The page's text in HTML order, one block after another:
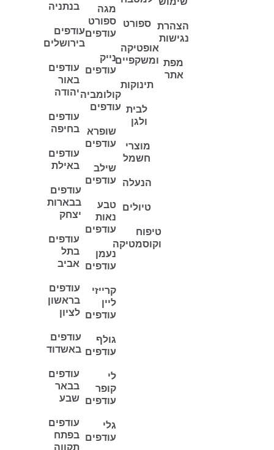
הצהרת
נגישות
מפת
אתר
ספורט
אופטיקה
ומשקפיים
תינוקות
לבית
ולגן
מוצרי
חשמל
הנעלה
טיולים
טיפוח
וקוסמטיקה
מגה
ספורט
עודפים
נייק
עודפים
קולומביה
עודפים
שופרא
עודפים
שילב
עודפים
טבע
נאות
עודפים
נעמן
עודפים
קרייזי
ליין
עודפים
גולף
עודפים
לי
קופר
עודפים
גלי
עודפים
בנתניה
עודפים
בירושלים
עודפים
באור
יהודה
עודפים
בחיפה
עודפים
באילת
עודפים
בבארות
יצחק
עודפים
בתל
אביב
עודפים
בראשון
לציון
עודפים
באשדוד
עודפים
בבאר
שבע
עודפים
בפתח
תקווה